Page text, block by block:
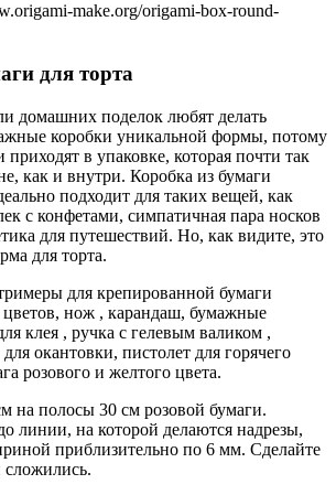
make.org/origami-box-round-
для торта
домашних поделок любят делать
коробки уникальной формы, потому
в упаковке, которая почти так
как и внутри. Коробка из бумаги
подходит для таких вещей, как
с конфетами, симпатичная пара носков
для путешествий. Но, как видите, это
для торта.
для крепированной бумаги
цветов, нож , карандаш, бумажные
клея , ручка с гелевым валиком ,
окантовки, пистолет для горячего
розового и желтого цвета.
на полосы 30 см розовой бумаги.
линии, на которой делаются надрезы,
приблизительно по 6 мм. Сделайте